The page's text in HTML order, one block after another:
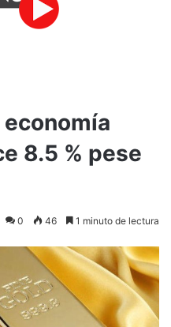
8.5 % pese
0 46 1 minuto de lectura